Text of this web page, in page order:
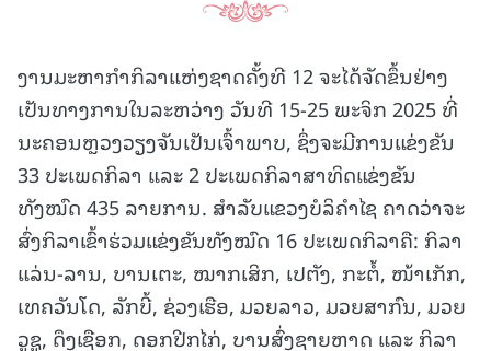
ງານມະຫາກຳກິລາແຫ່ງຊາດຄັ້ງທີ 12 ຈະໄດ້ຈັດຂຶ້ນຢ່າງ
ເປັນທາງການໃນລະຫວ່າງ ວັນທີ 15-25 ພະຈິກ 2025 ທີ່
ນະຄອນຫຼວງວຽງຈັນເປັນເຈົ້າພາບ, ຊຶ່ງຈະມີການແຂ່ງຂັນ
33 ປະເພດກິລາ ແລະ 2 ປະເພດກິລາສາທິດແຂ່ງຂັນ
ທັງໝົດ 435 ລາຍການ. ສຳລັບແຂວງບໍລິຄຳໄຊ ຄາດວ່າຈະ
ສົ່ງກິລາເຂົ້າຮ່ວມແຂ່ງຂັນທັງໝົດ 16 ປະເພດກິລາຄື: ກິລາ
ແລ່ນ-ລານ, ບານເຕະ, ໝາກເສິກ, ເປຕັງ, ກະຕໍ້, ໜ້າເກັກ,
ເທຄວັນໂດ, ລັກບີ້, ຊ່ວງເຮືອ, ມວຍລາວ, ມວຍສາກົນ, ມວຍ
ວູຊູ, ດຶງເຊືອກ, ດອກປີກໄກ່, ບານສົ່ງຊາຍຫາດ ແລະ ກິລາ